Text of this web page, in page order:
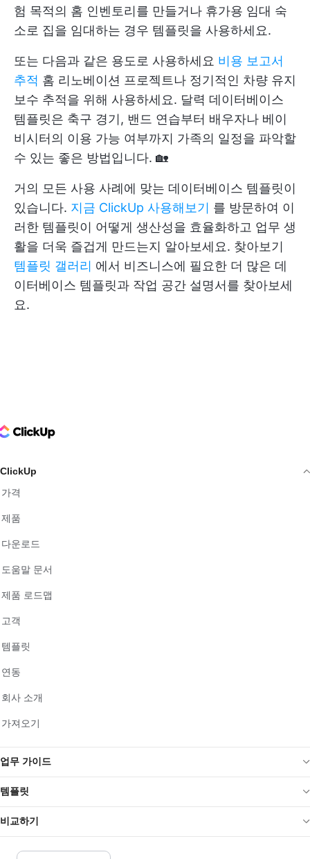
험 목적의 홈 인벤토리를 만들거나 휴가용 임대 숙
소로 집을 임대하는 경우 템플릿을 사용하세요.
또는 다음과 같은 용도로 사용하세요 비용 보고서
추적 홈 리노베이션 프로젝트나 정기적인 차량 유지
보수 추적을 위해 사용하세요. 달력 데이터베이스
템플릿은 축구 경기, 밴드 연습부터 배우자나 베이
비시터의 이용 가능 여부까지 가족의 일정을 파악할
수 있는 좋은 방법입니다. 🏡
거의 모든 사용 사례에 맞는 데이터베이스 템플릿이
있습니다. 지금 ClickUp 사용해보기 를 방문하여 이
러한 템플릿이 어떻게 생산성을 효율화하고 업무 생
활을 더욱 즐겁게 만드는지 알아보세요. 찾아보기
템플릿 갤러리 에서 비즈니스에 필요한 더 많은 데
이터베이스 템플릿과 작업 공간 설명서를 찾아보세
요.
Logo
ClickUp
가격
제품
다운로드
도움말 문서
제품 로드맵
고객
템플릿
연동
회사 소개
가져오기
업무 가이드
템플릿
비교하기